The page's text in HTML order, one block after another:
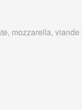
mozzarella, viande